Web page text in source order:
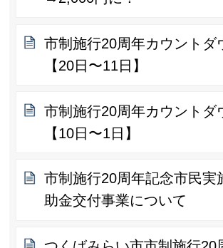
市制施行20周年カウントダ
【20日〜11日】
市制施行20周年カウントダ
【10日〜1日】
市制施行20周年記念市民実
助金交付事業について